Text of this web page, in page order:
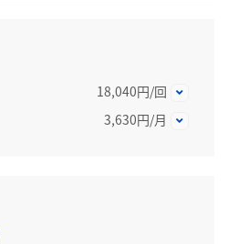
18,040円/回
3,630円/月